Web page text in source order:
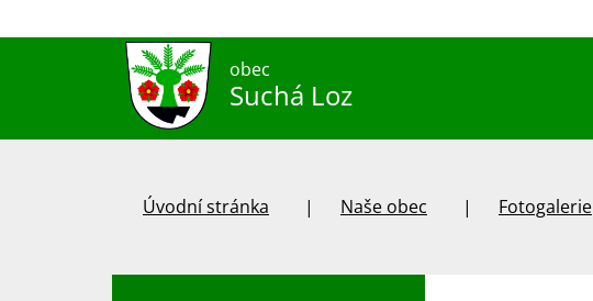
obec
Suchá Loz
Úvodní stránka Naše obec Fotogalerie